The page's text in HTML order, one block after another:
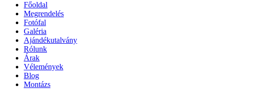
Főoldal
Megrendelés
Fotófal
Galéria
Ajándékutalvány
Rólunk
Árak
Vélemények
Blog
Montázs